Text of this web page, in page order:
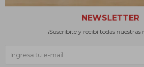
NEWSLETTER
¡Suscribite y recibí todas nuestras